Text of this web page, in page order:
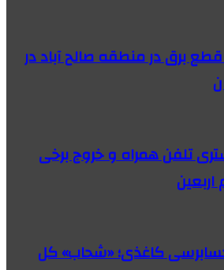
برق در منطقه صالح آباد در
تلفن همراه و خروج برخی
اربعین
کاغذی؛ «شحاب» کل